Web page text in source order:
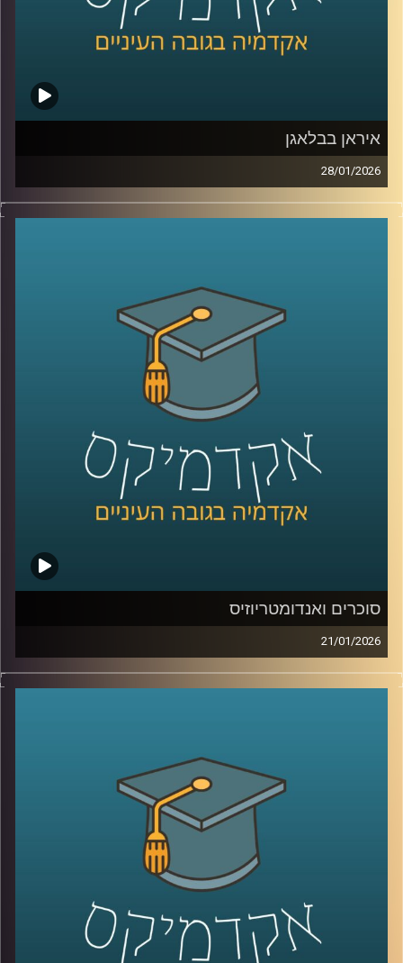
איראן בבלאגן
28/01/2026
מאז הפעם האחרונה שדיברנו עם ד׳׳ר מאיר ג׳בדנפר, איראן
חווה טלטלה עמוקה, מחאה מתמשכת, דיכוי אלים שבו נהרגו
בפרק הזה ננסה להבין מה באמת קורה בתוך איראן היום, איך
נראית המחאה מבפנים, עד כמה המשטר מרגיש מאוים, ואיך כל
זה מתחבר גם לאזור, לישראל, ולמה שאנחנו רואים בכותרות.
אז כדי לדבר על כל זה, שב אלינו ד׳׳ר מאיר ג׳בדנפר, מומחה
לפוליטיקה עכשווית של איראן בבית הספר לאודר לממשל,
דיפלומטיה ואסטרטגיה באוניברסיטת רייכמן
קרדיט תמונות:
AudioVersity
סוכרים ואנדומטריוזיס
21/01/2026
כשאנחנו חושבים על מחלות קשות כמו סרטן, אנחנו בדרך
כלל מדמיינים מוטציות, גנים ואולי גם כימותרפיה. אבל יש
שמצליח להתחמק. זו שכבת הסוכרים, שרשראות זעירות
שעוטפות את התאים שלנו, כמו סוג של “תעודת זהות”
ביולוגית. כשהתעודה הזו משתנה, זה יכול להופיע בסרטן, אבל
זה יכול להופיע גם במחלות אחרות, למשל אנדומטריוזיס, מחלה
נפוצה וכואבת שלפעמים לוקח שנים עד שמקבלים עליה
אבחנה. והשאלה המרתקת היא האם אפשר לקחת את השינויים
האלה על פני התא ולהפוך אותם לשפה חדשה של רפואה, גם
לאבחון מוקדם יותר וגם לטיפול מדויק יותר.
היום בפרק אנחנו נכנסים לעולם הזה, עולם הגליקוביולוגיה
התרגומית, ונשאל איך הופכים שינוי קטן על פני תא לכלי